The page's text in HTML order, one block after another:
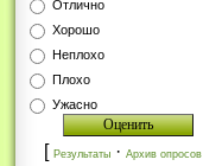
Отлично
Хорошо
Неплохо
Плохо
Ужасно
[ Результаты · Архив опросов